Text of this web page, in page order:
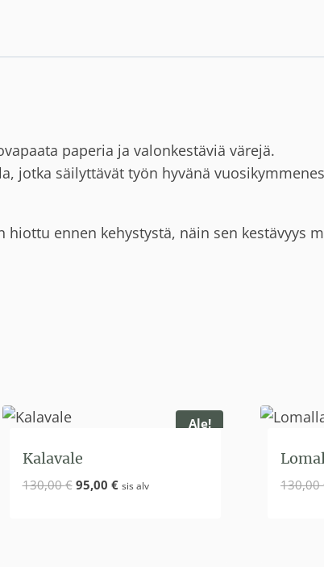
paperia ja valonkestäviä värejä.
jotka säilyttävät työn hyvänä
hiottu ennen kehystystä, näin sen kestävyys
Ale!
Kalavale
130,00€ Alkuperäinen
95,00 €Nykyinen
sis alv 130,00